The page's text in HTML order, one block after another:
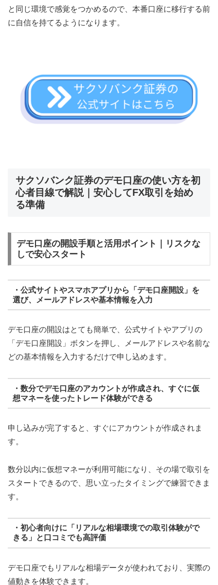
と同じ環境で感覚をつかめるので、本番口座に移行する前
に自信を持てるようになります。
サクソバンク証券のデモ口座の使い方を初
心者目線で解説｜安心してFX取引を始め
る準備
デモ口座の開設手順と活用ポイント｜リスクな
しで安心スタート
・公式サイトやスマホアプリから「デモ口座開設」を
選び、メールアドレスや基本情報を入力
デモ口座の開設はとても簡単で、公式サイトやアプリの
「デモ口座開設」ボタンを押し、メールアドレスや名前な
どの基本情報を入力するだけで申し込めます。
・数分でデモ口座のアカウントが作成され、すぐに仮
想マネーを使ったトレード体験ができる
申し込みが完了すると、すぐにアカウントが作成されま
す。
数分以内に仮想マネーが利用可能になり、その場で取引を
スタートできるので、思い立ったタイミングで練習できま
す。
・初心者向けに「リアルな相場環境での取引体験がで
きる」と口コミでも高評価
デモ口座でもリアルな相場データが使われており、実際の
値動きを体験できます。